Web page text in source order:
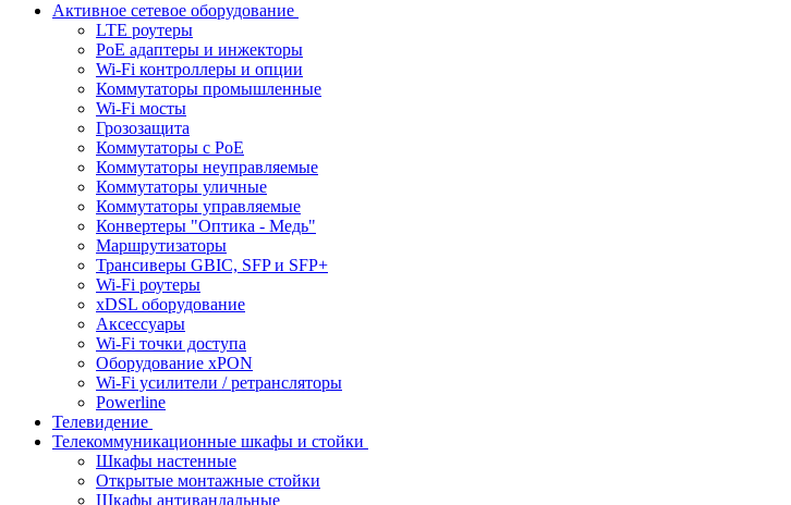
Активное сетевое оборудование
LTE роутеры
PoE адаптеры и инжекторы
Wi-Fi контроллеры и опции
Коммутаторы промышленные
Wi-Fi мосты
Грозозащита
Коммутаторы c PoE
Коммутаторы неуправляемые
Коммутаторы уличные
Коммутаторы управляемые
Конвертеры "Оптика - Медь"
Маршрутизаторы
Трансиверы GBIC, SFP и SFP+
Wi-Fi роутеры
xDSL оборудование
Аксессуары
Wi-Fi точки доступа
Оборудование хPON
Wi-Fi усилители / ретрансляторы
Powerline
Телевидение
Телекоммуникационные шкафы и стойки
Шкафы настенные
Открытые монтажные стойки
Шкафы антивандальные